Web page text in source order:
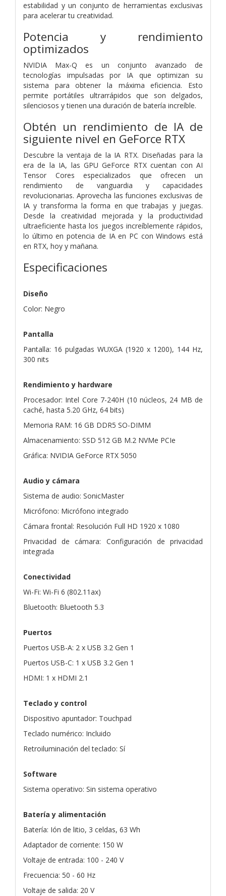
estabilidad y un conjunto de herramientas exclusivas
para acelerar tu creatividad.
Potencia y rendimiento
optimizados
NVIDIA Max-Q es un conjunto avanzado de
tecnologías impulsadas por IA que optimizan su
sistema para obtener la máxima eficiencia. Esto
permite portátiles ultrarrápidos que son delgados,
silenciosos y tienen una duración de batería increíble.
Obtén un rendimiento de IA de
siguiente nivel en GeForce RTX
Descubre la ventaja de la IA RTX. Diseñadas para la
era de la IA, las GPU GeForce RTX cuentan con AI
Tensor Cores especializados que ofrecen un
rendimiento de vanguardia y capacidades
revolucionarias. Aprovecha las funciones exclusivas de
IA y transforma la forma en que trabajas y juegas.
Desde la creatividad mejorada y la productividad
ultraeficiente hasta los juegos increíblemente rápidos,
lo último en potencia de IA en PC con Windows está
en RTX, hoy y mañana.
Especificaciones
Diseño
Color: Negro
Pantalla
Pantalla: 16 pulgadas WUXGA (1920 x 1200), 144 Hz,
300 nits
Rendimiento y hardware
Procesador: Intel Core 7-240H (10 núcleos, 24 MB de
caché, hasta 5.20 GHz, 64 bits)
Memoria RAM: 16 GB DDR5 SO-DIMM
Almacenamiento: SSD 512 GB M.2 NVMe PCIe
Gráfica: NVIDIA GeForce RTX 5050
Audio y cámara
Sistema de audio: SonicMaster
Micrófono: Micrófono integrado
Cámara frontal: Resolución Full HD 1920 x 1080
Privacidad de cámara: Configuración de privacidad
integrada
Conectividad
Wi-Fi: Wi-Fi 6 (802.11ax)
Bluetooth: Bluetooth 5.3
Puertos
Puertos USB-A: 2 x USB 3.2 Gen 1
Puertos USB-C: 1 x USB 3.2 Gen 1
HDMI: 1 x HDMI 2.1
Teclado y control
Dispositivo apuntador: Touchpad
Teclado numérico: Incluido
Retroiluminación del teclado: Sí
Software
Sistema operativo: Sin sistema operativo
Batería y alimentación
Batería: Ión de litio, 3 celdas, 63 Wh
Adaptador de corriente: 150 W
Voltaje de entrada: 100 - 240 V
Frecuencia: 50 - 60 Hz
Voltaje de salida: 20 V